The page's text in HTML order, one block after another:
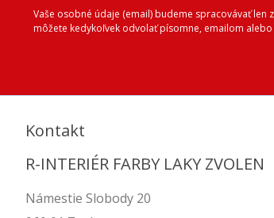
Vaše osobné údaje (email) budeme spracovávať len
môžete kedykoľvek odvolať písomne, emailom
Kontakt
R-INTERIÉR FARBY LAKY ZVOLEN
Námestie Slobody 20